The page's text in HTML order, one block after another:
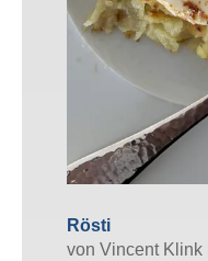
Rösti
von Vincent Klink|